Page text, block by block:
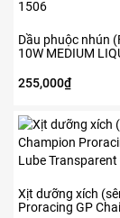
thể
chọn
trang
phẩm
Dầu phuộc nhún
10W MEDIUM
255,000₫
Xịt dưỡng xích
Proracing GP